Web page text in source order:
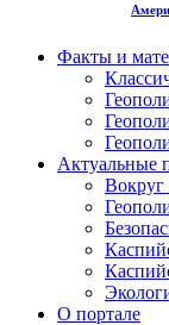
Факты и
Актуальные
Вокруг
О портале